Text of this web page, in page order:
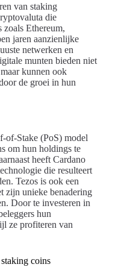
van staking
die
zoals Ethereum,
jaren aanzienlijke
netwerken en
munten bieden niet
kunnen ook
de groei in hun
of-Stake (PoS) model
om hun holdings te
heeft Cardano
die resulteert
Tezos is ook een
zijn unieke benadering
Door te investeren in
hun
ze profiteren van
coins